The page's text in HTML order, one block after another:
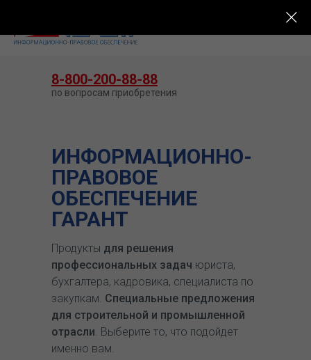
ИНФОРМАЦИОННО-
ПРАВОВОЕ
ОБЕСПЕЧЕНИЕ
ГАРАНТ
Продукты для решения
профессиональных задач юриста,
бухгалтера, кадровика, специалиста по
закупкам. Специальные предложения
для строительной и промышленной
отрасли. Выберите то, что подойдет
именно вам.
8-800-200-88-88
по вопросам приобретения